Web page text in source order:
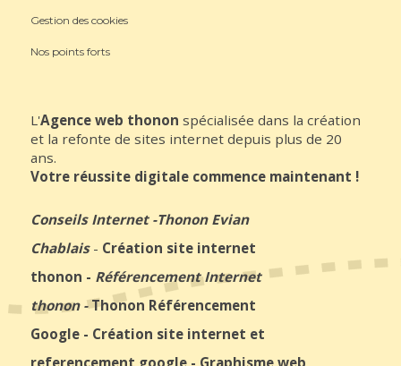
Gestion des cookies
Nos points forts
L'Agence web thonon spécialisée dans la création
et la refonte de sites internet depuis plus de 20
ans.
Votre réussite digitale commence maintenant !
Conseils Internet-Thonon Evian
Chablais- Création site internet
thonon - Référencement Internet
thonon-Thonon Référencement
Google - Création site internet et